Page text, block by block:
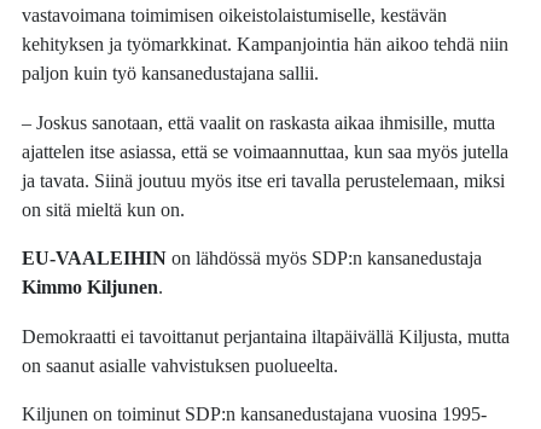
vastavoimana toimimisen oikeistolaistumiselle, kestävän
kehityksen ja työmarkkinat. Kampanjointia hän aikoo tehdä niin
paljon kuin työ kansanedustajana sallii.
– Joskus sanotaan, että vaalit on raskasta aikaa ihmisille, mutta
ajattelen itse asiassa, että se voimaannuttaa, kun saa myös jutella
ja tavata. Siinä joutuu myös itse eri tavalla perustelemaan, miksi
on sitä mieltä kun on.
EU-VAALEIHIN on lähdössä myös SDP:n kansanedustaja
Kimmo Kiljunen.
Demokraatti ei tavoittanut perjantaina iltapäivällä Kiljusta, mutta
on saanut asialle vahvistuksen puolueelta.
Kiljunen on toiminut SDP:n kansanedustajana vuosina 1995-